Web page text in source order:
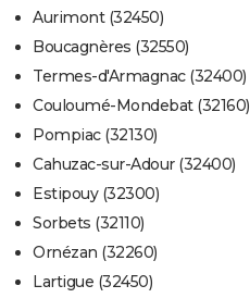
Aurimont (32450)
Boucagnères (32550)
Termes-d'Armagnac (32400)
Couloumé-Mondebat (32160)
Pompiac (32130)
Cahuzac-sur-Adour (32400)
Estipouy (32300)
Sorbets (32110)
Ornézan (32260)
Lartigue (32450)